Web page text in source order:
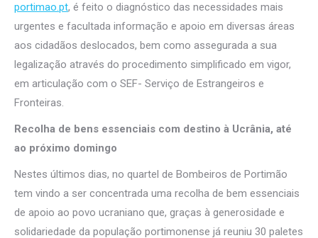
portimao.pt, é feito o diagnóstico das necessidades mais
urgentes e facultada informação e apoio em diversas áreas
aos cidadãos deslocados, bem como assegurada a sua
legalização através do procedimento simplificado em vigor,
em articulação com o SEF- Serviço de Estrangeiros e
Fronteiras.
Recolha de bens essenciais com destino à Ucrânia, até
ao próximo domingo
Nestes últimos dias, no quartel de Bombeiros de Portimão
tem vindo a ser concentrada uma recolha de bem essenciais
de apoio ao povo ucraniano que, graças à generosidade e
solidariedade da população portimonense já reuniu 30 paletes